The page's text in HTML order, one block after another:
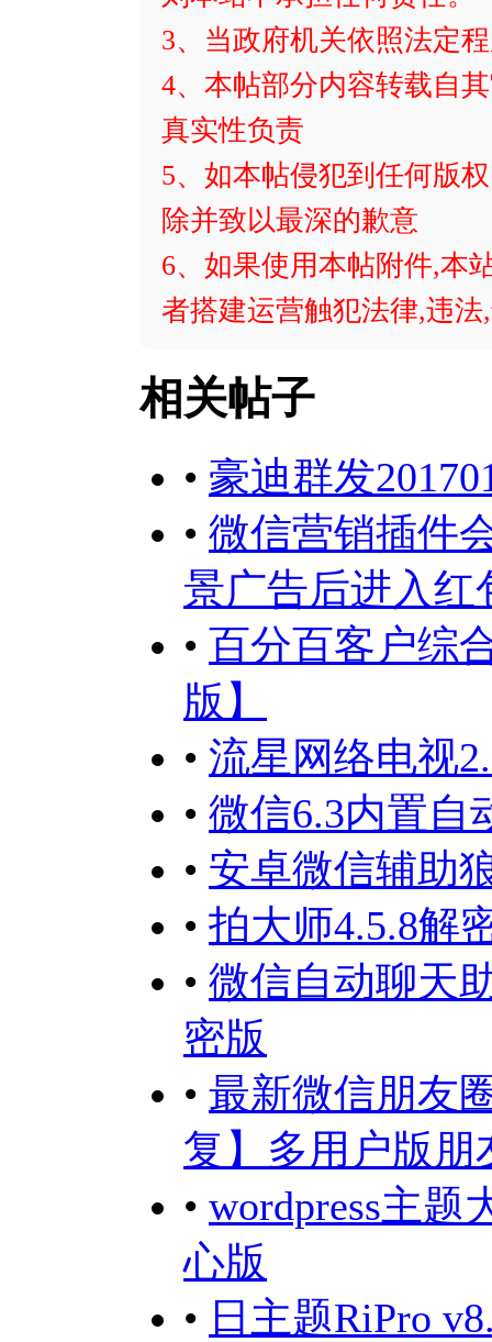
3、当政府机关依照法定
4、本帖部分内容转载自
真实性负责
5、如本帖侵犯到任何版
除并致以最深的歉意
6、如果使用本帖附件,本
者搭建运营触犯法律,违
相关帖子
• 豪迪群发
• 微信营销插件
景广告后进入红
• 百分百客户综
版】
• 流星网络电视
• 微信6.3内置
• 安卓微信辅助
• 拍大师4.5.8解
• 微信自动聊天
密版
• 最新微信朋友
复】多用户版朋
• wordpress主题
心版
• 日主题RiPro